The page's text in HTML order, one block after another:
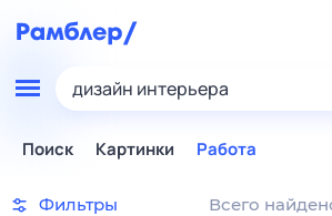
дизайн интерьера
Поиск Картинки Работа
Фильтры Всего